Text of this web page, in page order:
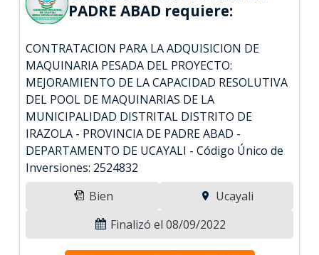
PADRE ABAD requiere:
CONTRATACION PARA LA ADQUISICION DE
MAQUINARIA PESADA DEL PROYECTO:
MEJORAMIENTO DE LA CAPACIDAD RESOLUTIVA
DEL POOL DE MAQUINARIAS DE LA
MUNICIPALIDAD DISTRITAL DISTRITO DE
IRAZOLA - PROVINCIA DE PADRE ABAD -
DEPARTAMENTO DE UCAYALI - Código Único de
Inversiones: 2524832
Bien
Ucayali
Finalizó el 08/09/2022